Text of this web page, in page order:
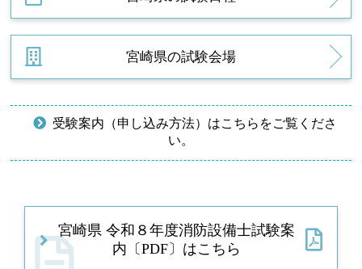
宮崎県の試験会場
受験案内（申し込み方法）はこちらをご覧くださ
い。
宮崎県 令和８年度消防設備士試験案
内〔PDF〕はこちら